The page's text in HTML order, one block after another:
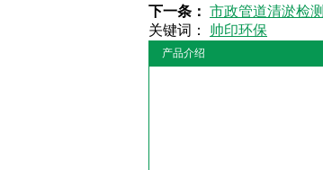
下一条： 市政管道清淤检测
关键词： 帅印环保
产品介绍